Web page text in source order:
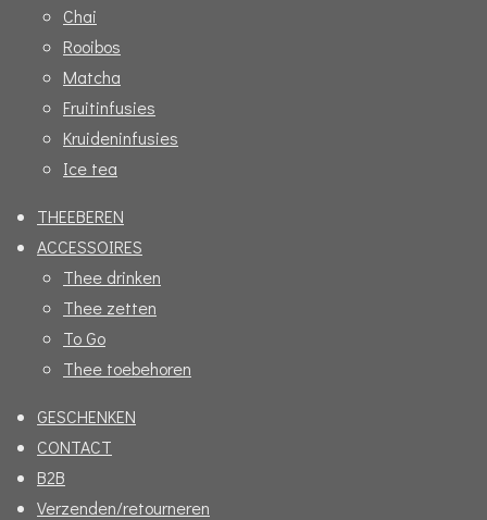
Chai
Rooibos
Matcha
Fruitinfusies
Kruideninfusies
Ice tea
THEEBEREN
ACCESSOIRES
Thee drinken
Thee zetten
To Go
Thee toebehoren
GESCHENKEN
CONTACT
B2B
Verzenden/retourneren